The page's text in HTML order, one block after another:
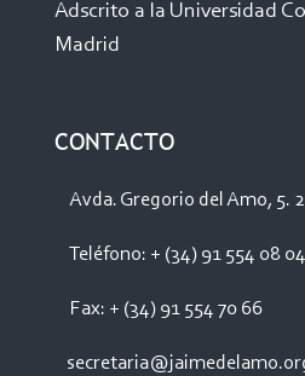
Adscrito a la Universidad
Madrid
CONTACTO
Avda. Gregorio del Amo, 5.
Teléfono: + (34) 91 554 08 04
Fax: + (34) 91 554 70 66